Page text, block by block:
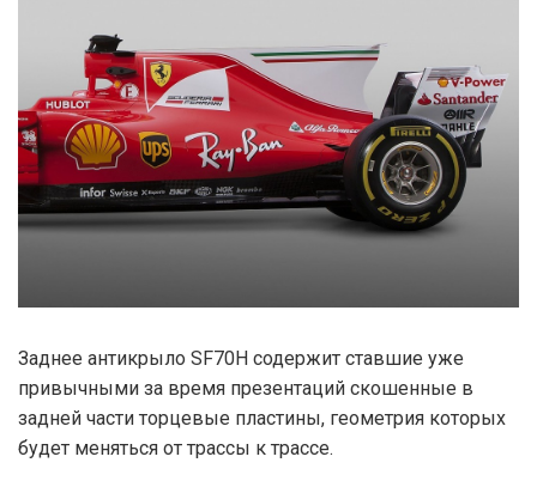
Заднее антикрыло SF70H содержит ставшие уже
привычными за время презентаций скошенные в
задней части торцевые пластины, геометрия которых
будет меняться от трассы к трассе.